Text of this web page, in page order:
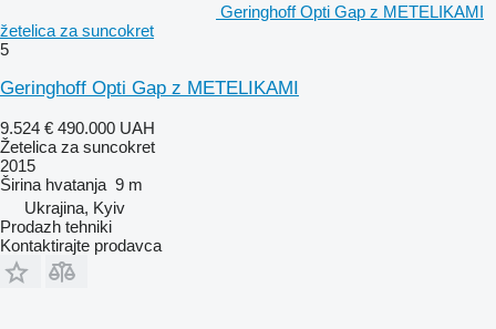
Geringhoff Opti Gap z METELIKAMI
žetelica za suncokret
5
Geringhoff Opti Gap z METELIKAMI
9.524 € 490.000 UAH
Žetelica za suncokret
2015
Širina hvatanja 9 m
Ukrajina, Kyiv
Prodazh tehniki
Kontaktirajte prodavca